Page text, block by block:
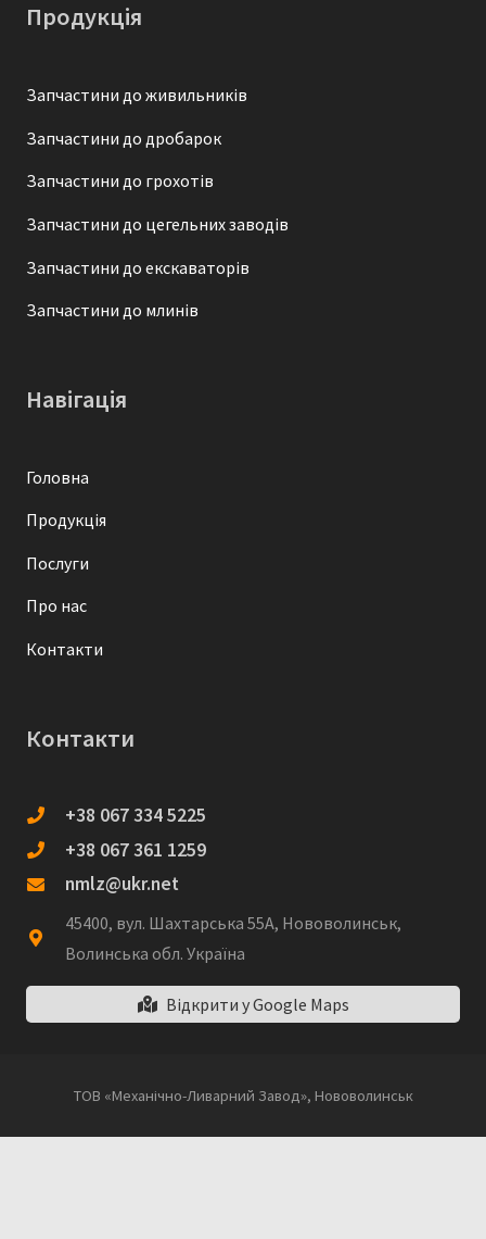
Продукція
Запчастини до живильників
Запчастини до дробарок
Запчастини до грохотів
Запчастини до цегельних заводів
Запчастини до екскаваторів
Запчастини до млинів
Навігація
Головна
Продукція
Послуги
Про нас
Контакти
Контакти
+38 067 334 5225
+38 067 361 1259
nmlz@ukr.net
45400, вул. Шахтарська 55А, Нововолинськ,
Волинська обл. Україна
Відкрити у Google Maps
ТОВ «Механічно-Ливарний Завод», Нововолинськ